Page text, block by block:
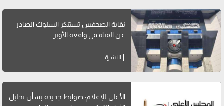
نقابة الصحفيين تستنكر السلوك الصادر
عن الفتاة في واقعة الأوبر
النشرة
الأعلى للإعلام: ضوابط جديدة بشأن تحليل